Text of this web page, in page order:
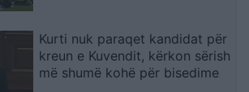
Kurti nuk paraqet kandidat për
kreun e Kuvendit, kërkon sërish
më shumë kohë për bisedime